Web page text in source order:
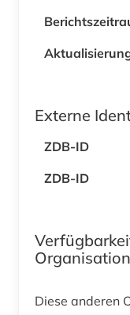
Externe
ZDB-ID
ZDB-ID
Diese anderen